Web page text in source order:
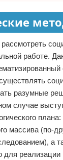
работе.
разумные
случае
массива (по-
а
для